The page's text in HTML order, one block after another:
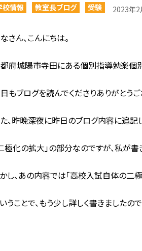
校情報 教室長ブログ 受験 2023年2
さん、こんにちは。
府城陽市寺田にある個別指導勉楽個別
もブログを読んでくださりありがとうご
、昨晩深夜に昨日のブログ内容に追記
極化の拡大」の部分なのですが、私が
し、あの内容では「高校入試自体の二
うことで、もう少し詳しく書きましたの